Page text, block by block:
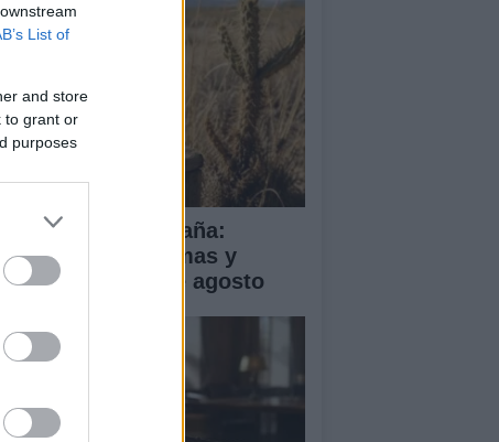
List of
and store
to grant or
purposes
de calor en España:
extremas y
hasta el 2 de agosto